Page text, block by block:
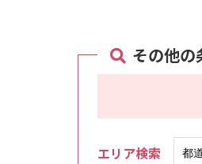
その他の
エリア検索